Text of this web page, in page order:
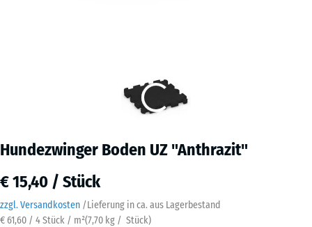
Hundezwinger Boden UZ "Anthrazit"
€ 15,40 / Stück
zzgl. Versandkosten /Lieferung in ca. aus Lagerbestand
€ 61,60 / 4 Stück / m²(7,70 kg / Stück)